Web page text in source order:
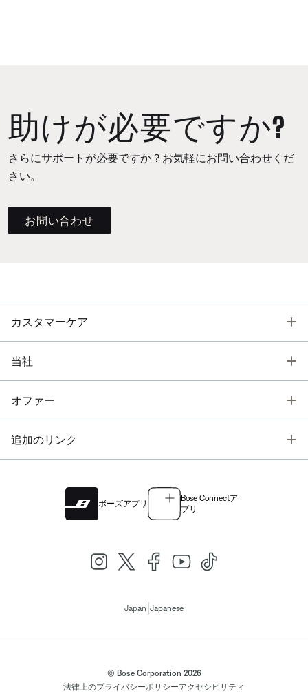
助けが必要ですか?
さらにサポートが必要ですか？お気軽にお問い合わせくだ
さい。
お問い合わせ
カスタマーケア
当社
オファー
追加のリンク
ボーズアプリ
Bose Connectア
プリ
Japan Japanese
© Bose Corporation 2026
法律上のプライバシーポリシーアクセシビリティ